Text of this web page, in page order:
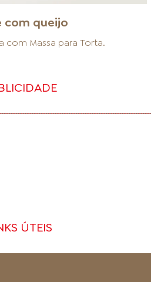
com queijo
com Massa para Torta.
ÚTEIS